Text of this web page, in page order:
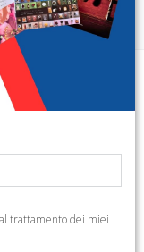
moderna
pp. 505, tavv. b/n e
trattamento dei miei